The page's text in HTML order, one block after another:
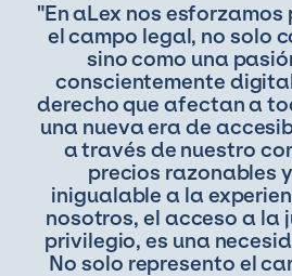
"En aLex nos
el campo legal, no solo
sino como una
conscientemente
derecho que afectan a
una nueva era de
a través de nuestro
precios razonables
inigualable a la
nosotros, el acceso a la
privilegio, es una
No solo represento el